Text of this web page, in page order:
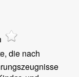
die nach